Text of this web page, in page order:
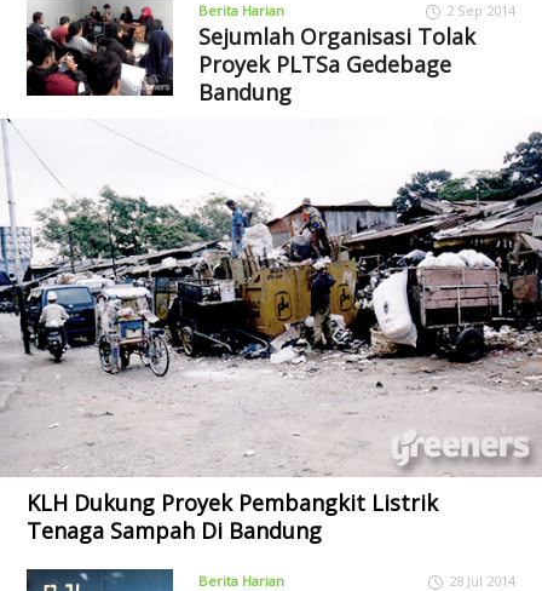
Berita Harian 2 Sep 2014
Sejumlah Organisasi Tolak
Proyek PLTSa Gedebage
Bandung
KLH Dukung Proyek Pembangkit Listrik
Tenaga Sampah Di Bandung
Berita Harian 28 Jul 2014